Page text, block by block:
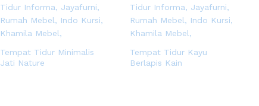
Tempat Tidur Minimalis
Jati Nature
Tempat Tidur Kayu
Berlapis Kain